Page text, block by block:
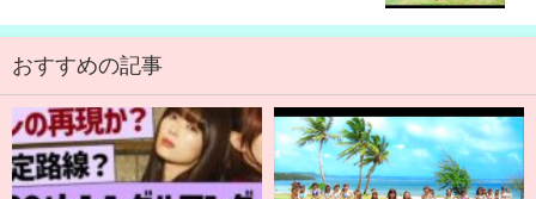
おすすめの記事